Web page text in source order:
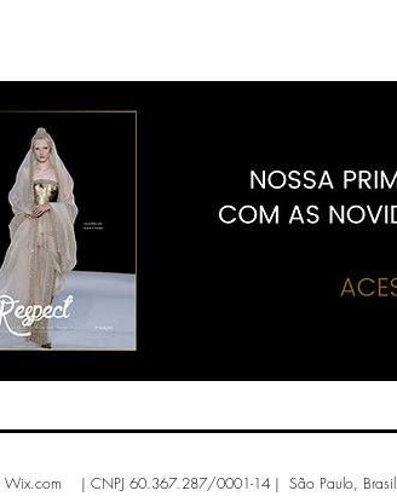
Wix.com | CNPJ 60.367.287/0001-14 | São Paulo, Brasil